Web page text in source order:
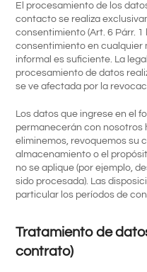
El procesamiento de los
contacto se realiza
consentimiento (Art. 6 Párr. 1
consentimiento en cualquier
informal es suficiente. La
procesamiento de datos
se ve afectada por la
Los datos que ingrese en el
permanecerán con nosotros
eliminemos, revoquemos su
almacenamiento o el
no se aplique (por ejemplo,
sido procesada). Las
particular los períodos de
Tratamiento de
contrato)